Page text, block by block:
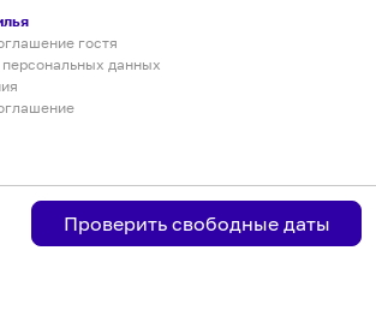
Проверить свободные даты
гостя
данных